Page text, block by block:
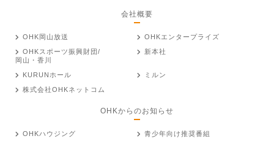
会社概要
OHK岡山放送
OHKエンタープライズ
OHKスポーツ振興財団/
岡山・香川
新本社
KURUNホール
ミルン
株式会社OHKネットコム
OHKからのお知らせ
OHKハウジング
青少年向け推奨番組